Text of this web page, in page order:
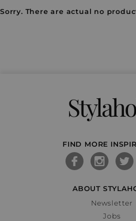
Sorry. There are actual no
FIND MORE
ABOUT
Newsletter
Jobs